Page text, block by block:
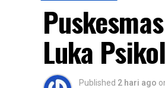
Luka
Published 2 hari ago